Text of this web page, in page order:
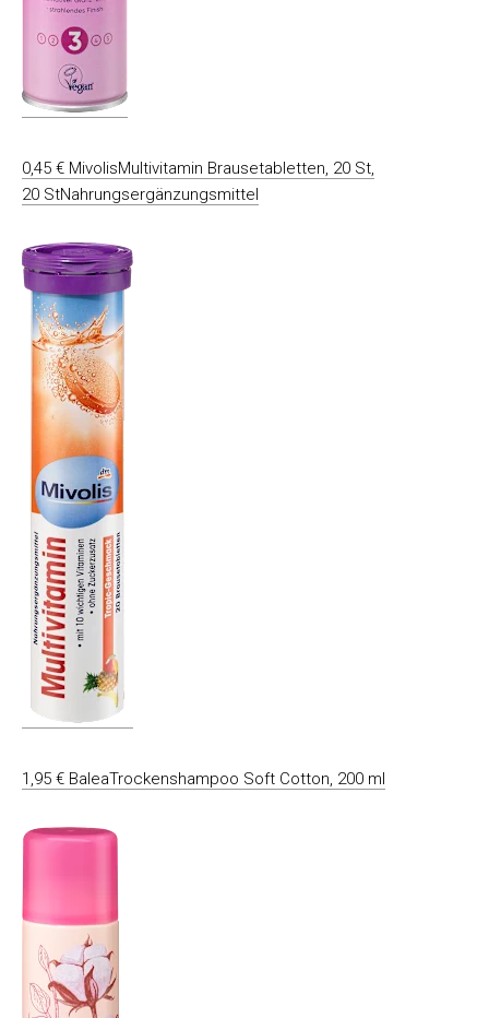
0,45 € MivolisMultivitamin Brausetabletten, 20 St,
20 StNahrungsergänzungsmittel
1,95 € BaleaTrockenshampoo Soft Cotton, 200 ml